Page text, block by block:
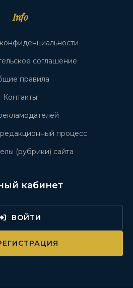
Info
соглашение
правила
Контакты
процесс
(рубрики) сайта
кабинет
ВОЙТИ